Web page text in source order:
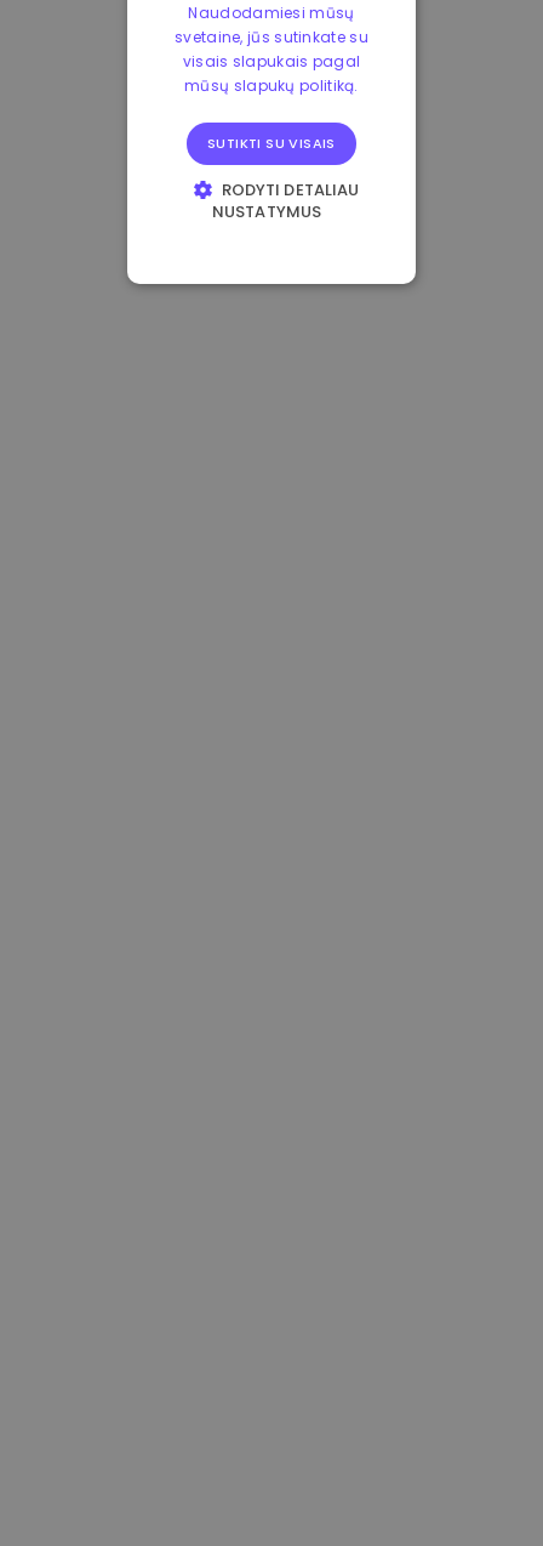
Naudodamiesi mūsų
svetaine, jūs sutinkate su
visais slapukais pagal
mūsų slapukų politiką.
SUTIKTI SU VISAIS
RODYTI DETALIAU
NUSTATYMUS